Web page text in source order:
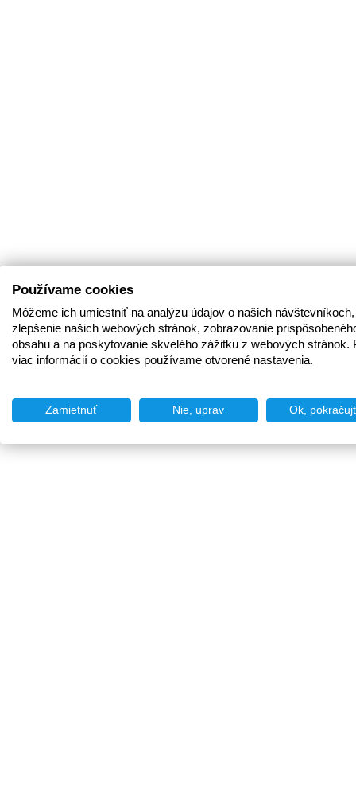
Používame cookies
Môžeme ich umiestniť na analýzu údajov o našich
zlepšenie našich webových stránok, zobrazovanie
obsahu a na poskytovanie skvelého zážitku z webových stránok.
viac informácií o cookies používame otvorené nastavenia.
Zamietnuť Nie, uprav Ok,